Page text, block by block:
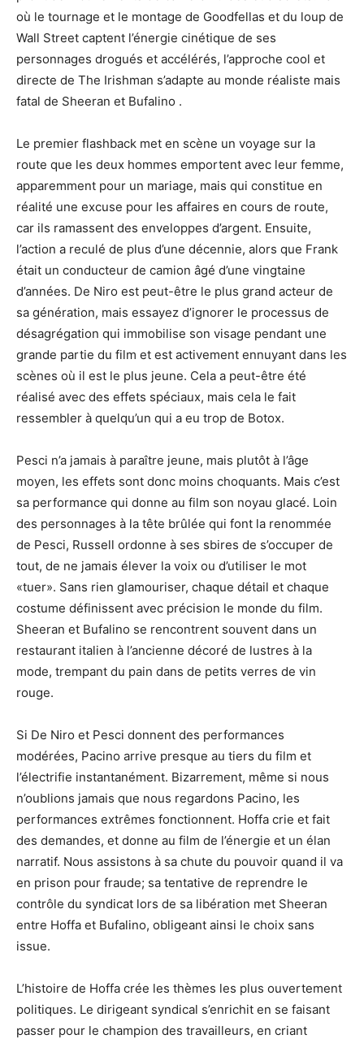
où le tournage et le montage de Goodfellas et du loup de
Wall Street captent l’énergie cinétique de ses
personnages drogués et accélérés, l’approche cool et
directe de The Irishman s’adapte au monde réaliste mais
fatal de Sheeran et Bufalino .
Le premier flashback met en scène un voyage sur la
route que les deux hommes emportent avec leur femme,
apparemment pour un mariage, mais qui constitue en
réalité une excuse pour les affaires en cours de route,
car ils ramassent des enveloppes d’argent. Ensuite,
l’action a reculé de plus d’une décennie, alors que Frank
était un conducteur de camion âgé d’une vingtaine
d’années. De Niro est peut-être le plus grand acteur de
sa génération, mais essayez d’ignorer le processus de
désagrégation qui immobilise son visage pendant une
grande partie du film et est activement ennuyant dans les
scènes où il est le plus jeune. Cela a peut-être été
réalisé avec des effets spéciaux, mais cela le fait
ressembler à quelqu’un qui a eu trop de Botox.
Pesci n’a jamais à paraître jeune, mais plutôt à l’âge
moyen, les effets sont donc moins choquants. Mais c’est
sa performance qui donne au film son noyau glacé. Loin
des personnages à la tête brûlée qui font la renommée
de Pesci, Russell ordonne à ses sbires de s’occuper de
tout, de ne jamais élever la voix ou d’utiliser le mot
«tuer». Sans rien glamouriser, chaque détail et chaque
costume définissent avec précision le monde du film.
Sheeran et Bufalino se rencontrent souvent dans un
restaurant italien à l’ancienne décoré de lustres à la
mode, trempant du pain dans de petits verres de vin
rouge.
Si De Niro et Pesci donnent des performances
modérées, Pacino arrive presque au tiers du film et
l’électrifie instantanément. Bizarrement, même si nous
n’oublions jamais que nous regardons Pacino, les
performances extrêmes fonctionnent. Hoffa crie et fait
des demandes, et donne au film de l’énergie et un élan
narratif. Nous assistons à sa chute du pouvoir quand il va
en prison pour fraude; sa tentative de reprendre le
contrôle du syndicat lors de sa libération met Sheeran
entre Hoffa et Bufalino, obligeant ainsi le choix sans
issue.
L’histoire de Hoffa crée les thèmes les plus ouvertement
politiques. Le dirigeant syndical s’enrichit en se faisant
passer pour le champion des travailleurs, en criant